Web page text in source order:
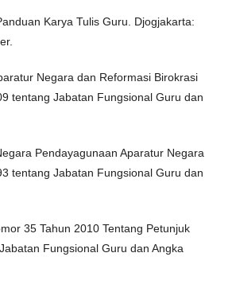
Karya Tulis Guru. Djogjakarta:
Negara dan Reformasi Birokrasi
tentang Jabatan Fungsional Guru dan
Pendayagunaan Aparatur Negara
tentang Jabatan Fungsional Guru dan
35 Tahun 2010 Tentang Petunjuk
Fungsional Guru dan Angka